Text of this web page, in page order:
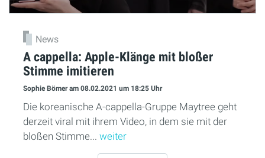
News
A cappella: Apple-Klänge mit bloßer
Stimme imitieren
Sophie Bömeram 08.02.2021 um 18:25 Uhr
Die koreanische A-cappella-Gruppe Maytree geht
derzeit viral mit ihrem Video, in dem sie mit der
bloßen Stimme... weiter